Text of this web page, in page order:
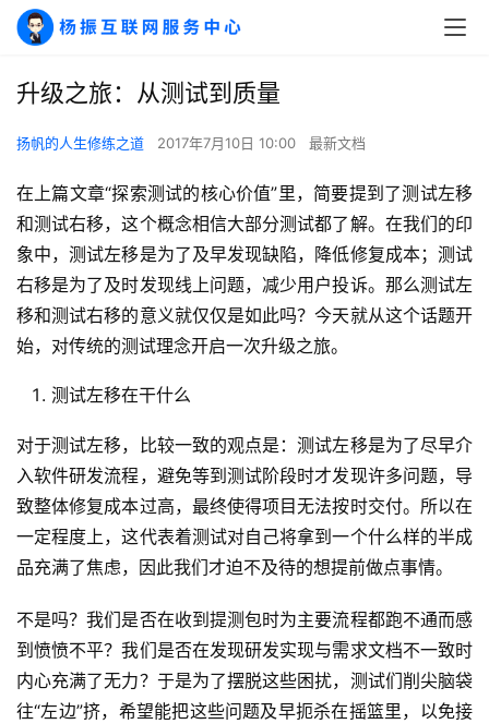
升级之旅：从测试到质量
扬帆的人生修练之道 2017年7月10日 10:00 最新文档
在上篇文章“探索测试的核心价值”里，简要提到了测试左移
和测试右移，这个概念相信大部分测试都了解。在我们的印
象中，测试左移是为了及早发现缺陷，降低修复成本；测试
右移是为了及时发现线上问题，减少用户投诉。那么测试左
移和测试右移的意义就仅仅是如此吗？今天就从这个话题开
始，对传统的测试理念开启一次升级之旅。
测试左移在干什么
对于测试左移，比较一致的观点是：测试左移是为了尽早介
入软件研发流程，避免等到测试阶段时才发现许多问题，导
致整体修复成本过高，最终使得项目无法按时交付。所以在
一定程度上，这代表着测试对自己将拿到一个什么样的半成
品充满了焦虑，因此我们才迫不及待的想提前做点事情。
不是吗？我们是否在收到提测包时为主要流程都跑不通而感
到愤愤不平？我们是否在发现研发实现与需求文档不一致时
内心充满了无力？于是为了摆脱这些困扰，测试们削尖脑袋
往“左边”挤，希望能把这些问题及早扼杀在摇篮里，以免接